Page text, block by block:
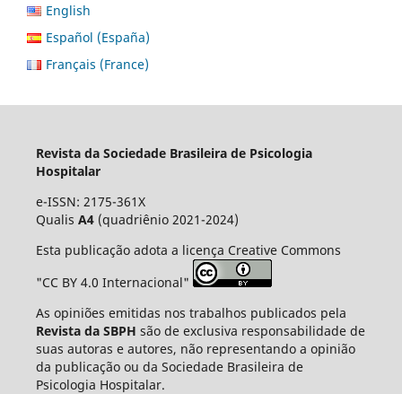
English
Español (España)
Français (France)
Revista da Sociedade Brasileira de Psicologia
Hospitalar
e-ISSN: 2175-361X
Qualis A4(quadriênio 2021-2024)
Esta publicação adota a licença Creative Commons
"CC BY 4.0 Internacional"
As opiniões emitidas nos trabalhos publicados pela
Revista da SBPH são de exclusiva responsabilidade de
suas autoras e autores, não representando a opinião
da publicação ou da Sociedade Brasileira de
Psicologia Hospitalar.